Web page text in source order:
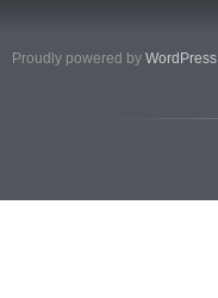
Proudly powered by WordPress